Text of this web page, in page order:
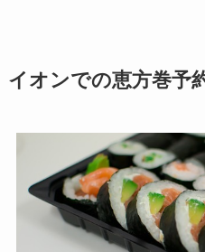
イオンでの恵方巻予